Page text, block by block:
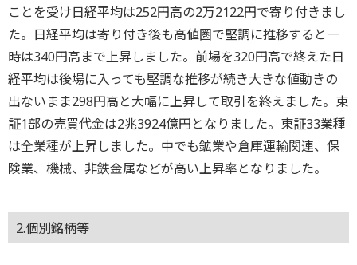
ことを受け日経平均は252円高の2万2122円で寄り付きまし
た。日経平均は寄り付き後も高値圏で堅調に推移すると一
時は340円高まで上昇しました。前場を320円高で終えた日
経平均は後場に入っても堅調な推移が続き大きな値動きの
出ないまま298円高と大幅に上昇して取引を終えました。東
証1部の売買代金は2兆3924億円となりました。東証33業種
は全業種が上昇しました。中でも鉱業や倉庫運輸関連、保
険業、機械、非鉄金属などが高い上昇率となりました。
2.個別銘柄等